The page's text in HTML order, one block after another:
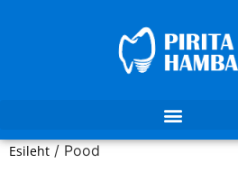
Esileht / Pood